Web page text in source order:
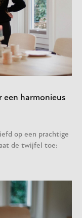
harmonieus
op een prachtige
de twijfel toe: